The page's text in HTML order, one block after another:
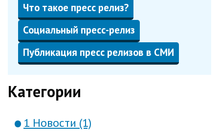
Что такое пресс релиз?
Социальный пресс-релиз
Публикация пресс релизов в СМИ
Категории
1 Новости (1)